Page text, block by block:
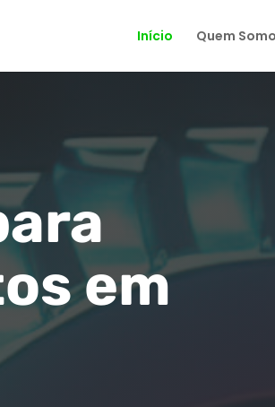
Início Quem
em